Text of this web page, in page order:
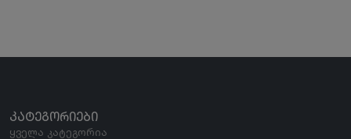
ᲙᲐᲢᲔᲒᲝᲠᲘᲔᲑᲘ
ყველა კატეგორია